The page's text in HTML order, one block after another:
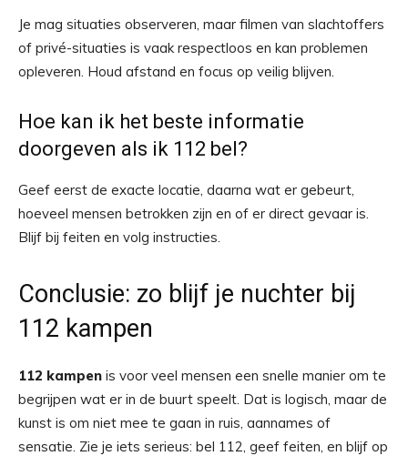
Je mag situaties observeren, maar filmen van slachtoffers
of privé-situaties is vaak respectloos en kan problemen
opleveren. Houd afstand en focus op veilig blijven.
Hoe kan ik het beste informatie
doorgeven als ik 112 bel?
Geef eerst de exacte locatie, daarna wat er gebeurt,
hoeveel mensen betrokken zijn en of er direct gevaar is.
Blijf bij feiten en volg instructies.
Conclusie: zo blijf je nuchter bij
112 kampen
112 kampen is voor veel mensen een snelle manier om te
begrijpen wat er in de buurt speelt. Dat is logisch, maar de
kunst is om niet mee te gaan in ruis, aannames of
sensatie. Zie je iets serieus: bel 112, geef feiten, en blijf op